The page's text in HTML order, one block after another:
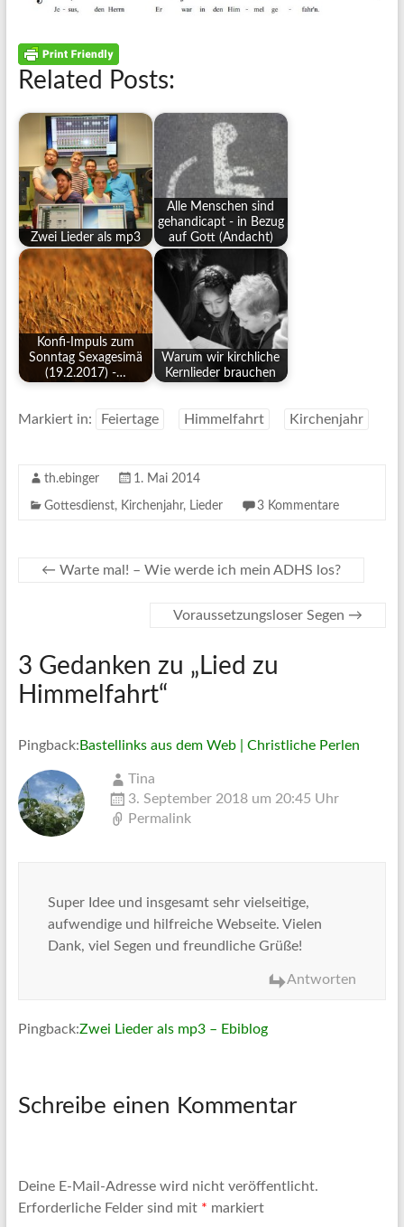
Related Posts:
Zwei Lieder als mp3
Alle Menschen sind
gehandicapt - in Bezug
auf Gott (Andacht)
Konfi-Impuls zum
Sonntag Sexagesimä
(19.2.2017) -…
Warum wir kirchliche
Kernlieder brauchen
Markiert in: Feiertage Himmelfahrt Kirchenjahr
th.ebinger 1. Mai 2014
Gottesdienst, Kirchenjahr, Lieder 3 Kommentare
← Warte mal! – Wie werde ich mein ADHS los?
Voraussetzungsloser Segen →
3 Gedanken zu „ Lied zu
Himmelfahrt“
Pingback: Bastellinks aus dem Web | Christliche Perlen
Tina
3. September 2018 um 20:45 Uhr
Permalink
Super Idee und insgesamt sehr vielseitige,
aufwendige und hilfreiche Webseite. Vielen
Dank, viel Segen und freundliche Grüße!
Antworten
Pingback:Zwei Lieder als mp3 – Ebiblog
Schreibe einen Kommentar
Deine E-Mail-Adresse wird nicht veröffentlicht.
Erforderliche Felder sind mit * markiert